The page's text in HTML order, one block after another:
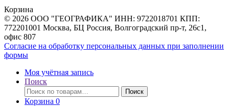
Корзина
© 2026 ООО "ГЕОГРАФИКА" ИНН: 9722018701 КПП:
772201001 Москва, БЦ Россия, Волгоградский пр-т, 26с1,
офис 807
Согласие на обработку персональных данных при заполнении
формы
Моя учётная запись
Поиск
Искать:
Поиск
Корзина 0